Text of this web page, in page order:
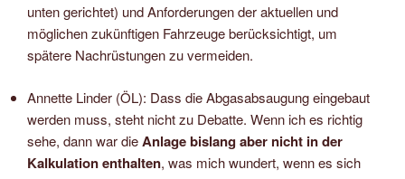
unten gerichtet) und Anforderungen der aktuellen und
möglichen zukünftigen Fahrzeuge berücksichtigt, um
spätere Nachrüstungen zu vermeiden.
Annette Linder (ÖL): Dass die Abgasabsaugung eingebaut
werden muss, steht nicht zu Debatte. Wenn ich es richtig
sehe, dann war dieAnlage bislang aber nicht in der
Kalkulation enthalten, was mich wundert, wenn es sich